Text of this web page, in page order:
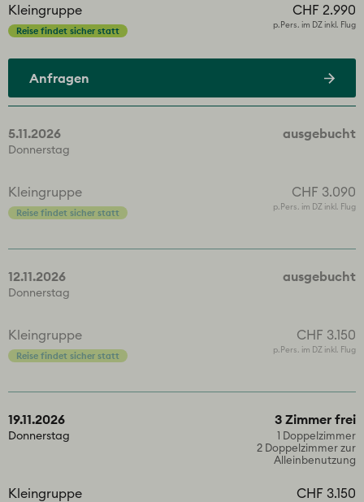
Kleingruppe
Reise findet sicher statt
CHF 2.990
p.Pers. im DZ inkl. Flug
Anfragen
5.11.2026
Donnerstag
Kleingruppe
Reise findet sicher statt
ausgebucht
CHF 3.090
p.Pers. im DZ inkl. Flug
12.11.2026
Donnerstag
Kleingruppe
Reise findet sicher statt
ausgebucht
CHF 3.150
p.Pers. im DZ inkl. Flug
19.11.2026
Donnerstag
Kleingruppe
3 Zimmer frei
1 Doppelzimmer
2 Doppelzimmer zur
Alleinbenutzung
CHF 3.150